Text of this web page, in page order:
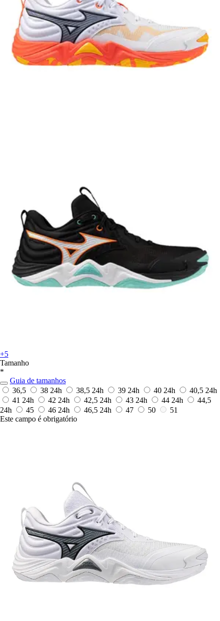
+5
Tamanho
*
Guia de tamanhos
36,5
38 24h 38,5 24h 39 24h 40 24h 40,5 24h
41 24h 42 24h 42,5 24h 43 24h 44 24h
44,5
24h
45 46 24h 46,5 24h 47 50
51
Este campo é obrigatório